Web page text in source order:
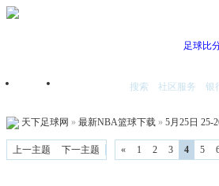
足球比
首页 搜索 社区服务 银
天下足球网 » 最新NBA篮球下载 » 5月25日 25-
上一主题 下一主题 « 1 2 3 4 5